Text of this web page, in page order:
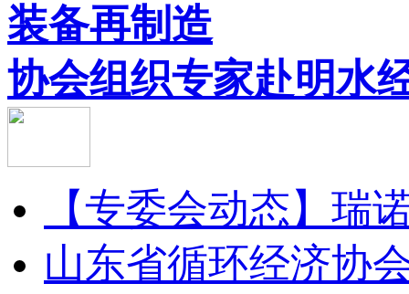
装备再制造
协会组织专家赴明水
【专委会动态】瑞
山东省循环经济协